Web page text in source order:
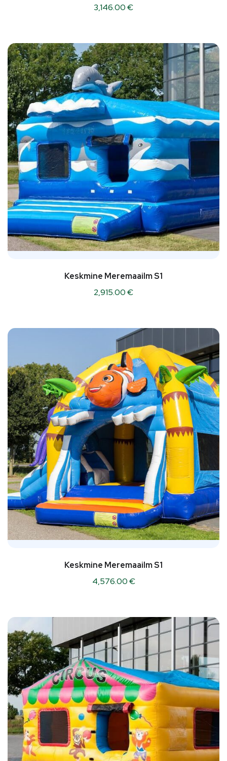
3,146.00€
Keskmine Meremaailm S1
2,915.00€
Keskmine Meremaailm S1
4,576.00€